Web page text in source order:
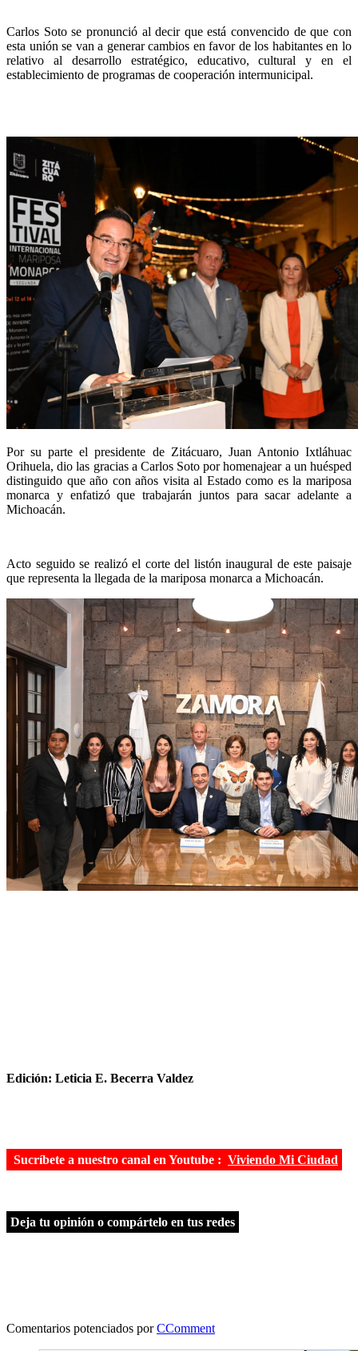
Carlos Soto se pronunció al decir que está convencido de que con
esta unión se van a generar cambios en favor de los habitantes en lo
relativo al desarrollo estratégico, educativo, cultural y en el
establecimiento de programas de cooperación intermunicipal.
Por su parte el presidente de Zitácuaro, Juan Antonio Ixtláhuac
Orihuela, dio las gracias a Carlos Soto por homenajear a un huésped
distinguido que año con años visita al Estado como es la mariposa
monarca y enfatizó que trabajarán juntos para sacar adelante a
Michoacán.
Acto seguido se realizó el corte del listón inaugural de este paisaje
que representa la llegada de la mariposa monarca a Michoacán.
Edición: Leticia E. Becerra Valdez
Sucríbete a nuestro canal en Youtube : Viviendo Mi Ciudad
Deja tu opinión o compártelo en tus redes
Comentarios potenciados porCComment